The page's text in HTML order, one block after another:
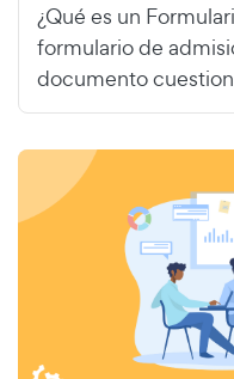
¿Qué es un
formulario de
documento